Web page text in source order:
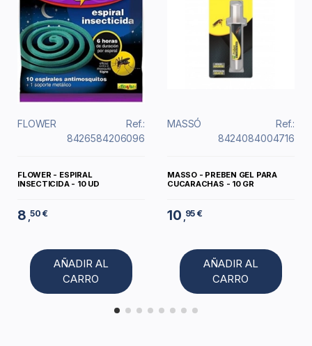
FLOWER
Ref.:
8426584206096
FLOWER - ESPIRAL
INSECTICIDA - 10 UD
8 ,50 €
AÑADIR AL
CARRO
MASSÓ
Ref.:
8424084004716
MASSO - PREBEN GEL PARA
CUCARACHAS - 10 GR
10 95 €
AÑADIR AL
CARRO